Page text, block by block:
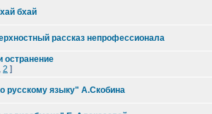
бхай
рассказ непрофессионала
, 2 ]
русскому языку" А.Скобина